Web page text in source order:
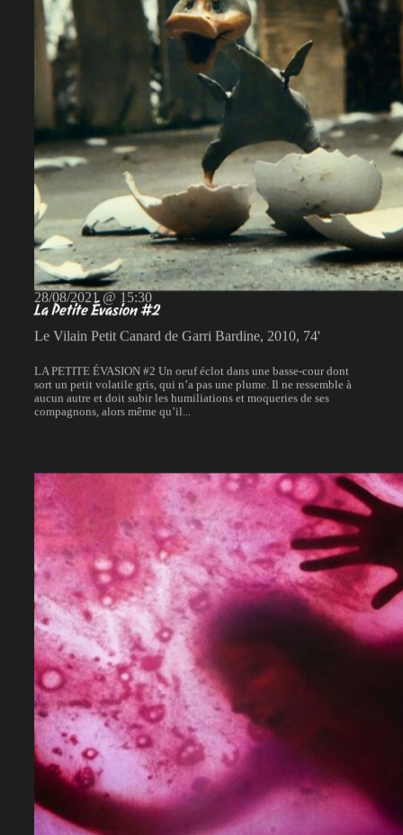
28/08/2021 @ 15:30
La Petite Évasion #2
Le Vilain Petit Canard de Garri Bardine, 2010, 74'
LA PETITE ÉVASION #2 Un oeuf éclot dans une basse-cour dont
sort un petit volatile gris, qui n’a pas une plume. Il ne ressemble à
aucun autre et doit subir les humiliations et moqueries de ses
compagnons, alors même qu’il...